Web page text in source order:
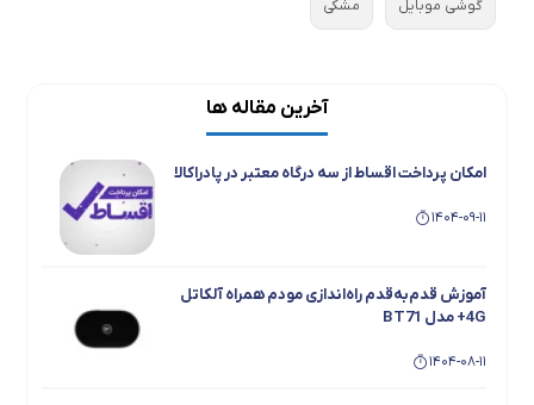
گوشی موبایل مشکی
آخرین مقاله ها
امکان پرداخت اقساط از سه درگاه معتبر در پادراکالا
1404-09-11
آموزش قدم‌به‌قدم راه‌اندازی مودم همراه آلکاتل
4G+ مدل BT71
1404-08-11